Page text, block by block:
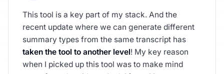
This tool is a key part of my stack. And the
recent update where we can generate different
summary types from the same transcript has
taken the tool to another level! My key reason
when I picked up this tool was to make mind